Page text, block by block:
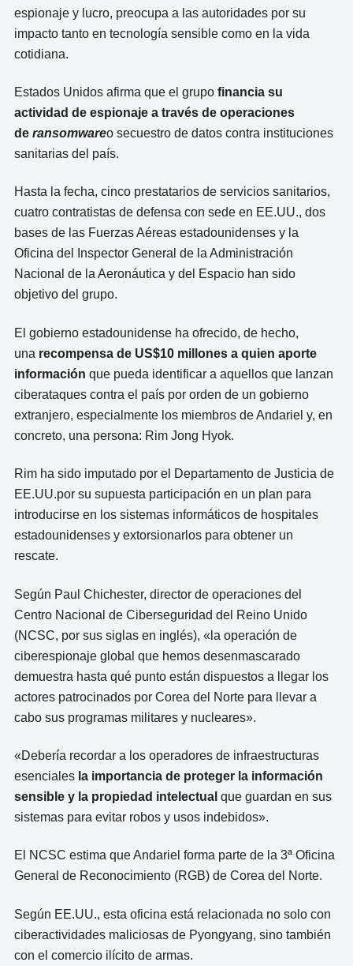
espionaje y lucro, preocupa a las autoridades por su
impacto tanto en tecnología sensible como en la vida
cotidiana.
Estados Unidos afirma que el grupo financia su
actividad de espionaje a través de operaciones
de ransomwareo secuestro de datos contra instituciones
sanitarias del país.
Hasta la fecha, cinco prestatarios de servicios sanitarios,
cuatro contratistas de defensa con sede en EE.UU., dos
bases de las Fuerzas Aéreas estadounidenses y la
Oficina del Inspector General de la Administración
Nacional de la Aeronáutica y del Espacio han sido
objetivo del grupo.
El gobierno estadounidense ha ofrecido, de hecho,
una recompensa de US$10 millones a quien aporte
información que pueda identificar a aquellos que lanzan
ciberataques contra el país por orden de un gobierno
extranjero, especialmente los miembros de Andariel y, en
concreto, una persona: Rim Jong Hyok.
Rim ha sido imputado por el Departamento de Justicia de
EE.UU.por su supuesta participación en un plan para
introducirse en los sistemas informáticos de hospitales
estadounidenses y extorsionarlos para obtener un
rescate.
Según Paul Chichester, director de operaciones del
Centro Nacional de Ciberseguridad del Reino Unido
(NCSC, por sus siglas en inglés), «la operación de
ciberespionaje global que hemos desenmascarado
demuestra hasta qué punto están dispuestos a llegar los
actores patrocinados por Corea del Norte para llevar a
cabo sus programas militares y nucleares».
«Debería recordar a los operadores de infraestructuras
esencialesla importancia de proteger la información
sensible y la propiedad intelectual que guardan en sus
sistemas para evitar robos y usos indebidos».
El NCSC estima que Andariel forma parte de la 3ª Oficina
General de Reconocimiento (RGB) de Corea del Norte.
Según EE.UU., esta oficina está relacionada no solo con
ciberactividades maliciosas de Pyongyang, sino también
con el comercio ilícito de armas.